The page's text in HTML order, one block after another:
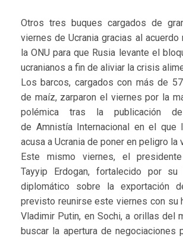
Otros tres buques cargados de
viernes de Ucrania gracias al acuerdo
la ONU para que Rusia levante el
ucranianos a fin de aliviar la crisis
Los barcos, cargados con más de
de maíz, zarparon el viernes por la
polémica tras la publicación
de Amnistía Internacional en el que
acusa a Ucrania de poner en peligro la
Este mismo viernes, el
Tayyip Erdogan, fortalecido por
diplomático sobre la exportación
previsto reunirse este viernes con su
Vladimir Putin, en Sochi, a orillas del
buscar la apertura de negociaciones